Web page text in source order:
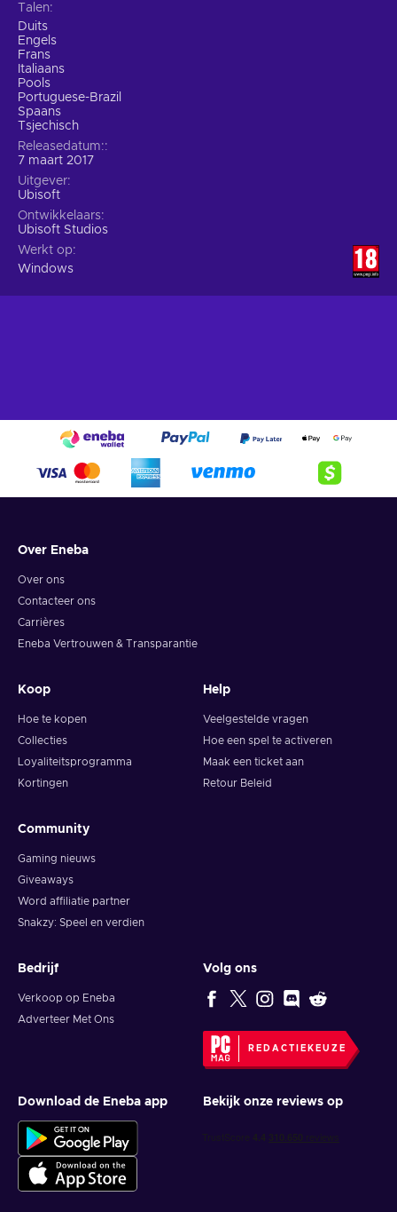
Talen
Duits
Engels
Frans
Italiaans
Pools
Portuguese-Brazil
Spaans
Tsjechisch
Releasedatum:
7 maart 2017
Uitgever
Ubisoft
Ontwikkelaars
Ubisoft Studios
Werkt op
Windows
Over Eneba
Over ons
Contacteer ons
Carrières
Eneba Vertrouwen & Transparantie
Koop
Hoe te kopen
Collecties
Loyaliteitsprogramma
Kortingen
Help
Veelgestelde vragen
Hoe een spel te activeren
Maak een ticket aan
Retour Beleid
Community
Gaming nieuws
Giveaways
Word affiliatie partner
Snakzy: Speel en verdien
Bedrijf
Verkoop op Eneba
Adverteer Met Ons
Volg ons
REDACTIEKEUZE
Download de Eneba app Bekijk onze reviews op